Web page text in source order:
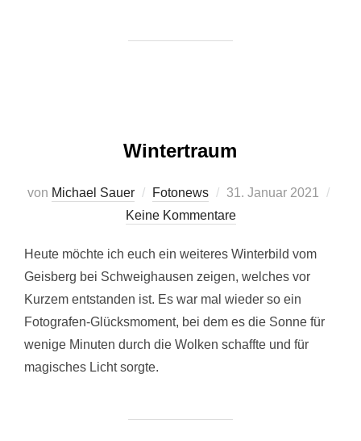
Wintertraum
von Michael Sauer Fotonews
Veröffentlicht
am
31. Januar 2021
Keine Kommentare
Heute möchte ich euch ein weiteres Winterbild vom
Geisberg bei Schweighausen zeigen, welches vor
Kurzem entstanden ist. Es war mal wieder so ein
Fotografen-Glücksmoment, bei dem es die Sonne für
wenige Minuten durch die Wolken schaffte und für
magisches Licht sorgte.